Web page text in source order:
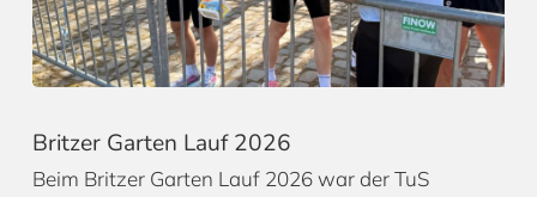
Britzer Garten Lauf 2026
Beim Britzer Garten Lauf 2026 war der TuS